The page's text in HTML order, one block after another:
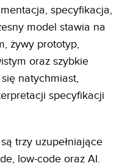
specyfikacja,
model stawia na
żywy prototyp,
oraz szybkie
natychmiast,
specyfikacji
trzy uzupełniające
low-code oraz AI.